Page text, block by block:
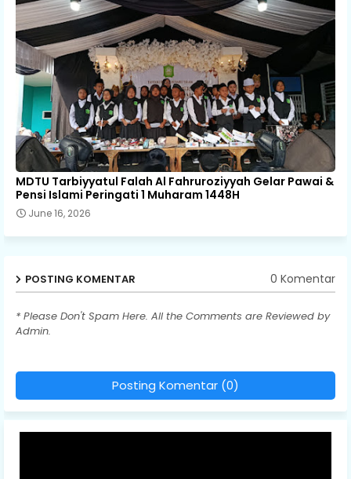
MDTU Tarbiyyatul Falah Al Fahruroziyyah Gelar Pawai &
Pensi Islami Peringati 1 Muharam 1448H
June 16, 2026
POSTING KOMENTAR 0 Komentar
* Please Don't Spam Here. All the Comments are Reviewed by
Admin.
Posting Komentar (0)